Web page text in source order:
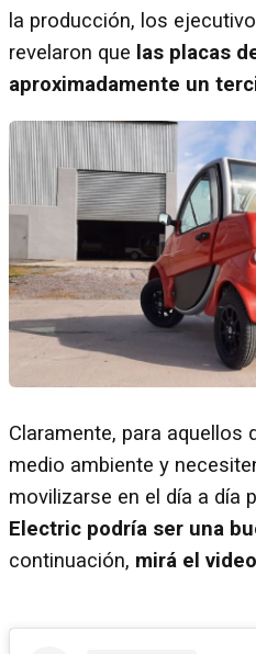
la producción, los
revelaron que las placas
aproximadamente un
Claramente, para aquellos
medio ambiente y
movilizarse en el día a día
Electric podría ser una
continuación, mirá el